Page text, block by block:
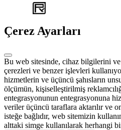
Çerez Ayarları
Bu web sitesinde, cihaz bilgilerini
çerezleri ve benzer işlevleri
hizmetlerin ve üçüncü şahısların
ölçümün, kişiselleştirilmiş
entegrasyonunun entegrasyonuna
veriler üçüncü taraflara aktarılır ve
isteğe bağlıdır, web sitemizin
alttaki simge kullanılarak herhangi